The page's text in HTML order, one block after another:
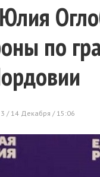
по
/ 14 Декабря / 15:06